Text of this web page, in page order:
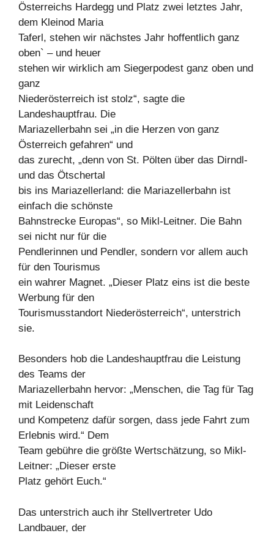
Österreichs Hardegg und Platz zwei letztes Jahr,
dem Kleinod Maria
Taferl, stehen wir nächstes Jahr hoffentlich ganz
oben` – und heuer
stehen wir wirklich am Siegerpodest ganz oben und
ganz
Niederösterreich ist stolz“, sagte die
Landeshauptfrau. Die
Mariazellerbahn sei „in die Herzen von ganz
Österreich gefahren“ und
das zurecht, „denn von St. Pölten über das Dirndl-
und das Ötschertal
bis ins Mariazellerland: die Mariazellerbahn ist
einfach die schönste
Bahnstrecke Europas“, so Mikl-Leitner. Die Bahn
sei nicht nur für die
Pendlerinnen und Pendler, sondern vor allem auch
für den Tourismus
ein wahrer Magnet. „Dieser Platz eins ist die beste
Werbung für den
Tourismusstandort Niederösterreich“, unterstrich
sie.
Besonders hob die Landeshauptfrau die Leistung
des Teams der
Mariazellerbahn hervor: „Menschen, die Tag für Tag
mit Leidenschaft
und Kompetenz dafür sorgen, dass jede Fahrt zum
Erlebnis wird.“ Dem
Team gebühre die größte Wertschätzung, so Mikl-
Leitner: „Dieser erste
Platz gehört Euch.“
Das unterstrich auch ihr Stellvertreter Udo
Landbauer, der